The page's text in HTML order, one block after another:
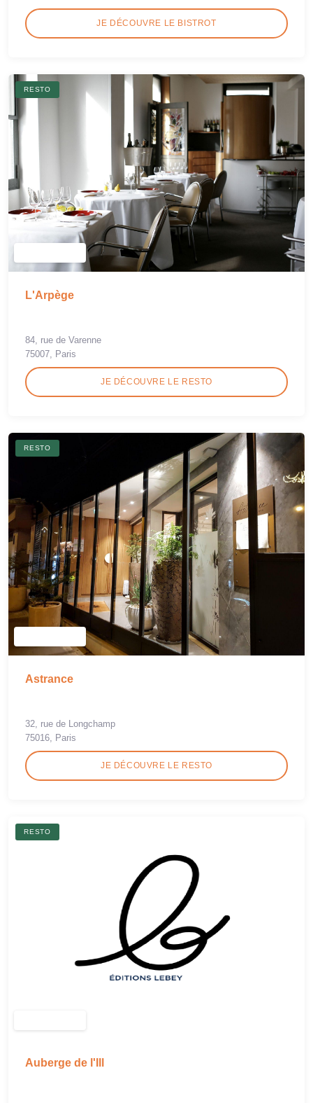
JE DÉCOUVRE LE BISTROT
RESTO
L'Arpège
84, rue de Varenne
75007, Paris
JE DÉCOUVRE LE RESTO
RESTO
Astrance
32, rue de Longchamp
75016, Paris
JE DÉCOUVRE LE RESTO
RESTO
Auberge de l'Ill